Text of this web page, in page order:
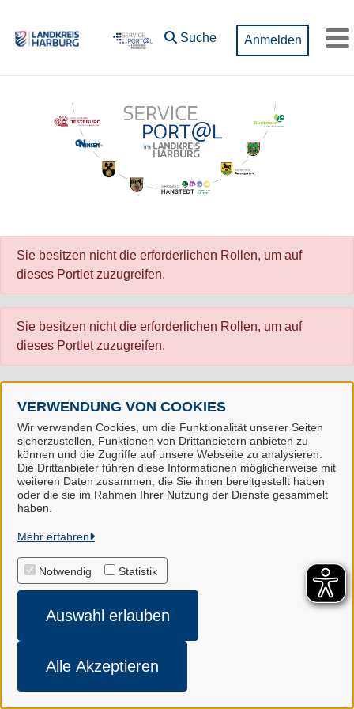
VERWENDUNG VON COOKIES
Wir verwenden Cookies, um die Funktionalität unserer Seiten
sicherzustellen, Funktionen von Drittanbietern anbieten zu
können und die Zugriffe auf unsere Webseite zu analysieren.
Die Drittanbieter führen diese Informationen möglicherweise mit
weiteren Daten zusammen, die Sie ihnen bereitgestellt haben
oder die sie im Rahmen Ihrer Nutzung der Dienste gesammelt
haben.
Mehr erfahren
Notwendig Statistik
Auswahl erlauben
Alle Akzeptieren
Suche Anmelden
Sie besitzen nicht die erforderlichen Rollen, um auf
dieses Portlet zuzugreifen.
Sie besitzen nicht die erforderlichen Rollen, um auf
dieses Portlet zuzugreifen.
Landkreis Harburg
Alle Rechte vorbehalten
Cookie-Einstellungen